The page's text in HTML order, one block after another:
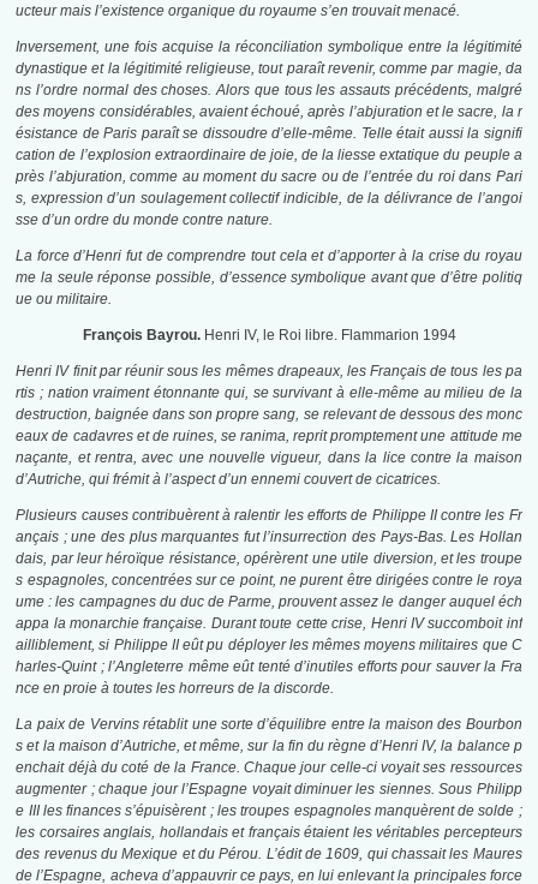
ucteur mais l’existence organique du royaume s’en trouvait menacé.
Inversement, une fois acquise la réconciliation symbolique entre la légitimité
dynastique et la légitimité religieuse, tout paraît revenir, comme par magie, da
ns l’ordre normal des choses. Alors que tous les assauts précédents, malgré
des moyens considérables, avaient échoué, après l’abjuration et le sacre, la r
ésistance de Paris paraît se dissoudre d’elle-même. Telle était aussi la signifi
cation de l’explosion extraordinaire de joie, de la liesse extatique du peuple a
près l’abjuration, comme au moment du sacre ou de l’entrée du roi dans Pari
s, expression d’un soulagement collectif indicible, de la délivrance de l’angoi
sse d’un ordre du monde contre nature.
La force d’Henri fut de comprendre tout cela et d’apporter à la crise du royau
me la seule réponse possible, d’essence symbolique avant que d’être politiq
ue ou militaire.
François Bayrou. Henri IV, le Roi libre. Flammarion 1994
Henri IV finit par réunir sous les mêmes drapeaux, les Français de tous les pa
rtis ; nation vraiment étonnante qui, se survivant à elle-même au milieu de la
destruction, baignée dans son propre sang, se relevant de dessous des monc
eaux de cadavres et de ruines, se ranima, reprit promptement une attitude me
naçante, et rentra, avec une nouvelle vigueur, dans la lice contre la maison
d’Autriche, qui frémit à l’aspect d’un ennemi couvert de cicatrices.
Plusieurs causes contribuèrent à ralentir les efforts de Philippe II contre les Fr
ançais ; une des plus marquantes fut l’insurrection des Pays-Bas. Les Hollan
dais, par leur héroïque résistance, opérèrent une utile diversion, et les troupe
s espagnoles, concentrées sur ce point, ne purent être dirigées contre le roya
ume : les campagnes du duc de Parme, prouvent assez le danger auquel éch
appa la monarchie française. Durant toute cette crise, Henri IV succomboit inf
ailliblement, si Philippe II eût pu déployer les mêmes moyens militaires que C
harles-Quint ; l’Angleterre même eût tenté d’inutiles efforts pour sauver la Fra
nce en proie à toutes les horreurs de la discorde.
La paix de Vervins rétablit une sorte d’équilibre entre la maison des Bourbon
s et la maison d’Autriche, et même, sur la fin du règne d’Henri IV, la balance p
enchait déjà du coté de la France. Chaque jour celle-ci voyait ses ressources
augmenter ; chaque jour l’Espagne voyait diminuer les siennes. Sous Philipp
e III les finances s’épuisèrent ; les troupes espagnoles manquèrent de solde ;
les corsaires anglais, hollandais et français étaient les véritables percepteurs
des revenus du Mexique et du Pérou. L’édit de 1609, qui chassait les Maures
de l’Espagne, acheva d’appauvrir ce pays, en lui enlevant la principales force